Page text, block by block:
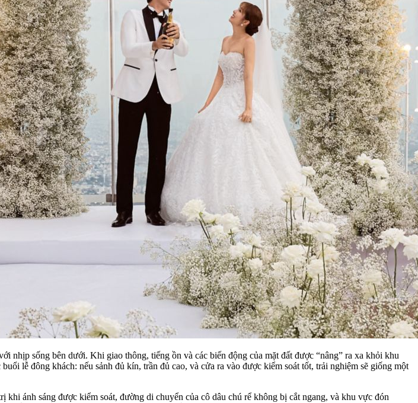
nhịp sống bên dưới. Khi giao thông, tiếng ồn và các biến động của mặt đất được “nâng” ra xa khỏi khu
lễ đông khách: nếu sảnh đủ kín, trần đủ cao, và cửa ra vào được kiểm soát tốt, trải nghiệm sẽ giống một
ánh sáng được kiểm soát, đường di chuyển của cô dâu chú rể không bị cắt ngang, và khu vực đón